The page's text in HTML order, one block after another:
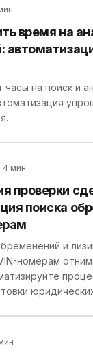
время на
на поиск и
мин
проверки
поиска
и
номерам